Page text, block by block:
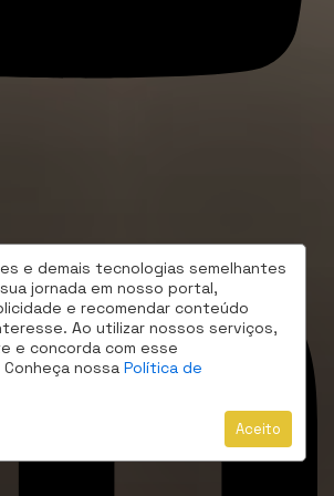
e demais tecnologias semelhantes
jornada em nosso portal,
e recomendar conteúdo
Ao utilizar nossos serviços,
e concorda com esse
nossa Política de
Aceito